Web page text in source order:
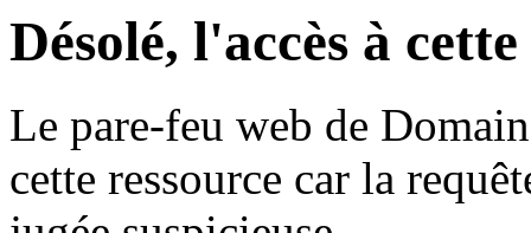
Désolé, l'accès à
Le pare-feu web de
cette ressource car la